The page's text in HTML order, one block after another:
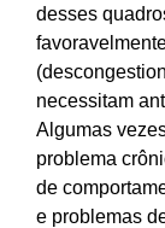
desses
necessitam
Algumas
problema
de
e problemas